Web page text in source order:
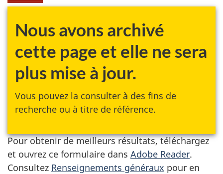
Nous avons archivé
cette page et elle ne sera
plus mise à jour.
Vous pouvez la consulter à des fins de
recherche ou à titre de référence.
Pour obtenir de meilleurs résultats, téléchargez
et ouvrez ce formulaire dans Adobe Reader.
Consultez Renseignements généraux pour en